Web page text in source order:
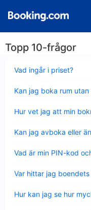
Topp 10-frågor
Vad ingår i priset?
mindre
Kan jag boka rum
mindre
Hur vet jag att min
mindre
Kan jag avboka eller
mindre
Vad är min PIN-kod
mindre
Var hittar jag
mindre
Hur kan jag se hur
mindre